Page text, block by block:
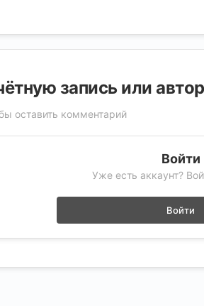
запись или
оставить комментарий
Войти
Уже есть аккаунт?
Войти